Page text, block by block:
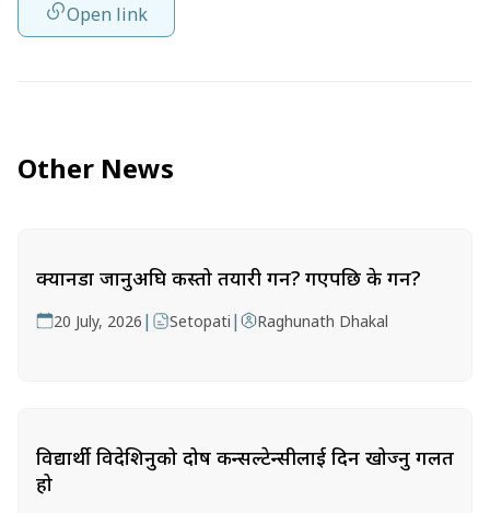
Open link
Other News
क्यानडा जानुअघि कस्तो तयारी गर्ने? गएपछि के गर्ने?
20 July, 2026 | Setopati | Raghunath Dhakal
विद्यार्थी विदेशिनुको दोष कन्सल्टेन्सीलाई दिन खोज्नु गलत
हो